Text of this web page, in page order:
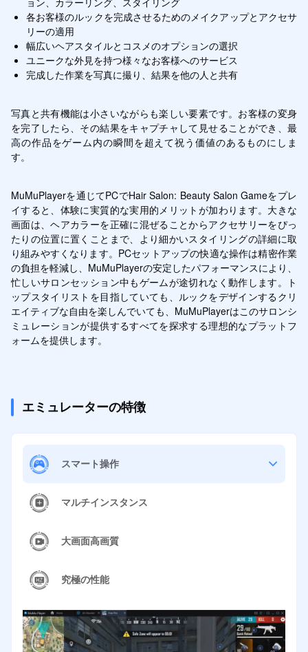
各お客様のルックを完成させるためのメイクアップとアクセサ
リーの適用
幅広いヘアスタイルとコスメのオプションの選択
ユニークな外見を持つ様々なお客様へのサービス
完成した作業を写真に撮り、結果を他の人と共有
写真と共有機能は小さいながらも楽しい要素です。お客様の変身
を完了したら、その結果をキャプチャして見せることができ、最
高の作品をゲーム内の瞬間を超えて祝う価値のあるものにしま
す。
MuMuPlayerを通じてPCでHair Salon: Beauty Salon Gameをプレ
イすると、体験に実質的な実用的メリットが加わります。大きな
画面は、ヘアカラーを正確に混ぜることからアクセサリーをぴっ
たりの位置に置くことまで、より細かいスタイリングの詳細に取
り組みやすくなります。PCセットアップの快適な操作は精密作業
の負担を軽減し、MuMuPlayerの安定したパフォーマンスにより、
忙しいサロンセッション中もゲームが途切れなく動作します。ト
ップスタイリストを目指していても、ルックをデザインするクリ
エイティブな自由を楽しんでいても、MuMuPlayerはこのサロンシ
ミュレーションが提供するすべてを探求する理想的なプラットフ
ォームを提供します。
エミュレーターの特徴
スマート操作
マルチインスタンス
大画面高画質
究極の性能